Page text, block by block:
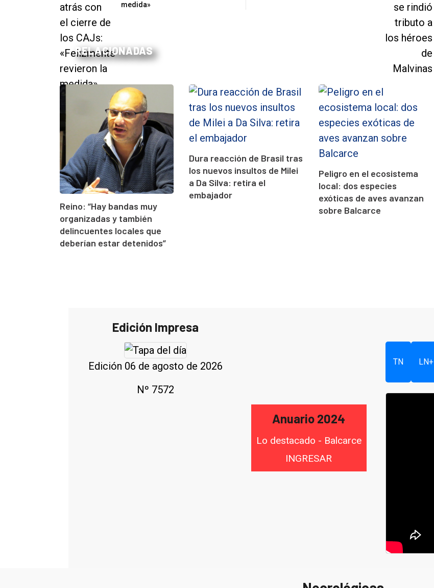
medida»
RELACIONADAS
Reino: “Hay bandas muy
organizadas y también
delincuentes locales que
deberían estar detenidos”
Dura reacción de Brasil tras
los nuevos insultos de Milei
a Da Silva: retira el
embajador
Peligro en el ecosistema
local: dos especies
exóticas de aves avanzan
sobre Balcarce
Edición Impresa
Edición 06 de agosto de 2026
Nº 7572
Anuario 2024
Lo destacado - Balcarce
INGRESAR
TN LN+